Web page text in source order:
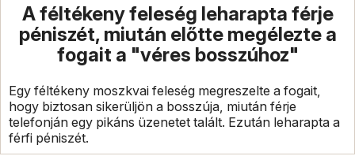
A féltékeny feleség leharapta férje
péniszét, miután előtte megélezte a
fogait a "véres bosszúhoz"
Egy féltékeny moszkvai feleség megreszelte a fogait,
hogy biztosan sikerüljön a bosszúja, miután férje
telefonján egy pikáns üzenetet talált. Ezután leharapta a
férfi péniszét.